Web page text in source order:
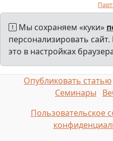
Мы сохраняем «куки»
персонализировать
это в настройках
Опубликовать статью
Семинары
Пользовательское